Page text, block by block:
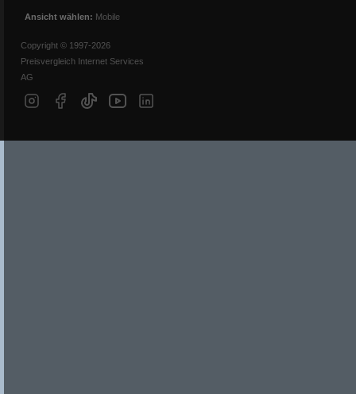
Ansicht wählen: Mobile
Copyright © 1997-2026
Preisvergleich Internet Services
AG